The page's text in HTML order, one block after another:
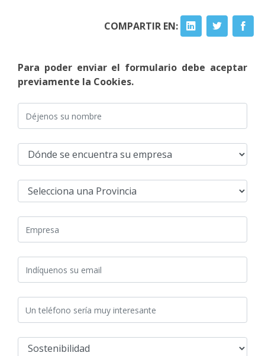
COMPARTIR EN:
Para poder enviar el formulario debe aceptar
previamente la Cookies.